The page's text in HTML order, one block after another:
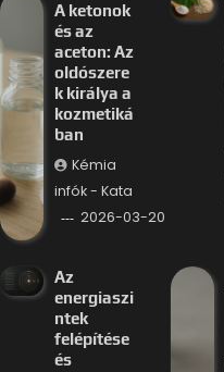
A ketonok
és az
aceton: Az
oldószere
k királya a
kozmetiká
ban
Kémia
infók - Kata
2026-03-20
Az
energiaszi
ntek
felépítése
és